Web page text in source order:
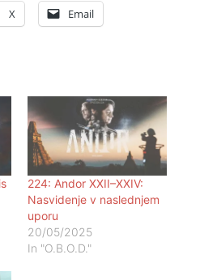
X Email
224: Andor XXII–XXIV:
Nasvidenje v naslednjem
uporu
20/05/2025
In "O.B.O.D."